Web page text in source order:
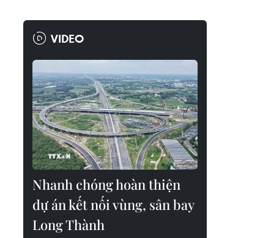
VIDEO
Nhanh chóng hoàn thiện
dự án kết nối vùng, sân bay
Long Thành